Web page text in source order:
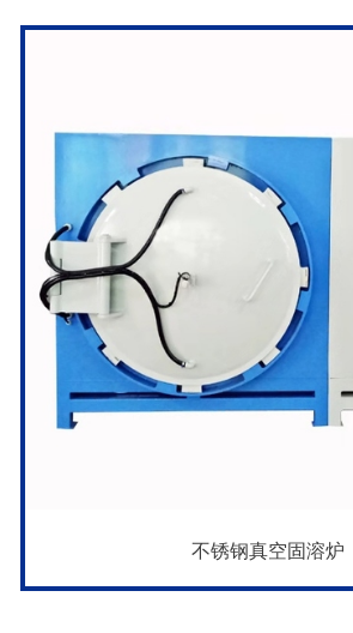
不锈钢真空固溶炉